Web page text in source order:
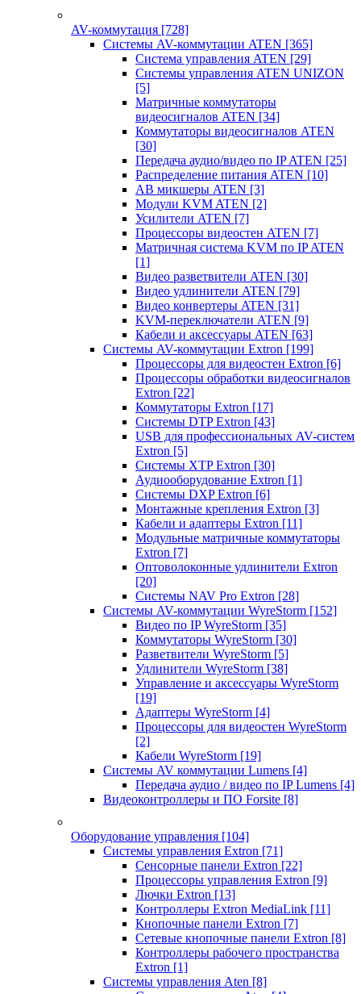
AV-коммутация [728]
Системы AV-коммутации ATEN [365]
Система управления ATEN [29]
Системы управления ATEN UNIZON
[5]
Матричные коммутаторы
видеосигналов ATEN [34]
Коммутаторы видеосигналов ATEN
[30]
Передача аудио/видео по IP ATEN [25]
Распределение питания ATEN [10]
АВ микшеры ATEN [3]
Модули KVM ATEN [2]
Усилители ATEN [7]
Процессоры видеостен ATEN [7]
Матричная система KVM по IP ATEN
[1]
Видео разветвители ATEN [30]
Видео удлинители ATEN [79]
Видео конвертеры ATEN [31]
KVM-переключатели ATEN [9]
Кабели и аксессуары ATEN [63]
Системы AV-коммутации Extron [199]
Процессоры для видеостен Extron [6]
Процессоры обработки видеосигналов
Extron [22]
Коммутаторы Extron [17]
Системы DTP Extron [43]
USB для профессиональных AV-систем
Extron [5]
Системы XTP Extron [30]
Аудиооборудование Extron [1]
Системы DXP Extron [6]
Монтажные крепления Extron [3]
Кабели и адаптеры Extron [11]
Модульные матричные коммутаторы
Extron [7]
Оптоволоконные удлинители Extron
[20]
Системы NAV Pro Extron [28]
Системы AV-коммутации WyreStorm [152]
Видео по IP WyreStorm [35]
Коммутаторы WyreStorm [30]
Разветвители WyreStorm [5]
Удлинители WyreStorm [38]
Управление и аксессуары WyreStorm
[19]
Адаптеры WyreStorm [4]
Процессоры для видеостен WyreStorm
[2]
Кабели WyreStorm [19]
Системы AV коммутации Lumens [4]
Передача аудио / видео по IP Lumens [4]
Видеоконтроллеры и ПО Forsite [8]
Оборудование управления [104]
Системы управления Extron [71]
Сенсорные панели Extron [22]
Процессоры управления Extron [9]
Лючки Extron [13]
Контроллеры Extron MediaLink [11]
Кнопочные панели Extron [7]
Сетевые кнопочные панели Extron [8]
Контроллеры рабочего пространства
Extron [1]
Системы управления Aten [8]